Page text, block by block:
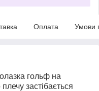
Оплата Умови
гольф на
застібається